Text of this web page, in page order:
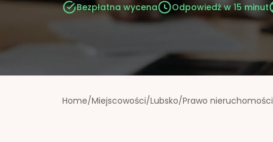
Bezpłatna wycena Odpowiedź w 15 minut
Home/Miejscowości/Lubsko/Prawo nieruchomości